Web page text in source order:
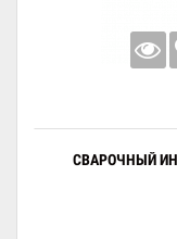
СВАРОЧНЫЙ